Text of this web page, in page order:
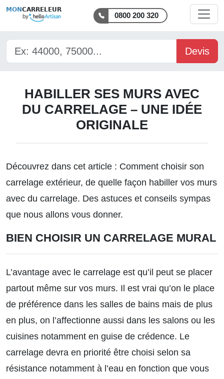
MON CARRELEUR
0800 200 320
Devis
HABILLER SES MURS AVEC
DU CARRELAGE – UNE IDÉE
ORIGINALE
Découvrez dans cet article : Comment choisir son
carrelage extérieur, de quelle façon habiller vos murs
avec du carrelage. Des astuces et conseils sympas
que nous allons vous donner.
BIEN CHOISIR UN CARRELAGE MURAL
L’avantage avec le carrelage est qu’il peut se placer
partout même sur vos murs. Il est vrai qu’on le place
de préférence dans les salles de bains mais de plus
en plus, on l’affectionne aussi dans les salons ou les
cuisines notamment en guise de crédence. Le
carrelage devra en priorité être choisi selon sa
résistance notamment à l’eau en fonction que vous